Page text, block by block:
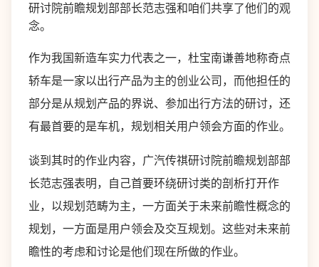
研讨院前瞻规划部部长范志强和咱们共享了他们的观
念。
作为我国新造车实力代表之一，杜宝南谦善地称奇点
轿车是一家以出行产品为主的创业公司，而他担任的
部分是从规划产品的界说、参加出行方法的研讨，还
有最首要的是车机，规划相关用户领会方面的作业。
谈到其时的作业内容，广汽传祺研讨院前瞻规划部部
长范志强表明，自己首要环绕研讨类的剖析打开作
业，以规划范畴为主，一方面关于未来前瞻性概念的
规划，一方面是用户领会及交互规划。这些对未来前
瞻性的考虑和讨论是他们现在所做的作业。